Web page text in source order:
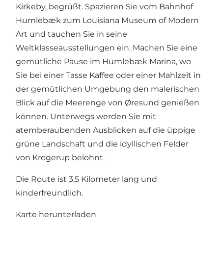
Kirkeby, begrüßt. Spazieren Sie vom Bahnhof
Humlebæk zum Louisiana Museum of Modern
Art und tauchen Sie in seine
Weltklasseausstellungen ein. Machen Sie eine
gemütliche Pause im Humlebæk Marina, wo
Sie bei einer Tasse Kaffee oder einer Mahlzeit in
der gemütlichen Umgebung den malerischen
Blick auf die Meerenge von Øresund genießen
können. Unterwegs werden Sie mit
atemberaubenden Ausblicken auf die üppige
grüne Landschaft und die idyllischen Felder
von Krogerup belohnt.
Die Route ist 3,5 Kilometer lang und
kinderfreundlich.
Karte herunterladen